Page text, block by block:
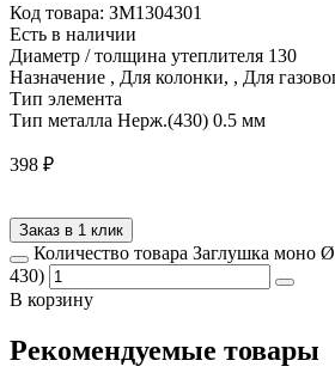
Код товара: ЗМ1304301
Есть в наличии
Диаметр / толщина утеплителя 130
Назначение , Для колонки, , Для
Тип элемента
Тип металла Нерж.(430) 0.5 мм
398 ₽
Заказ в 1 клик
Количество товара Заглушка моно
430)
В корзину
Рекомендуемые товары